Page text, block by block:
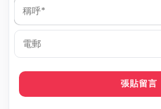
稱
*
郵